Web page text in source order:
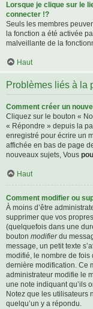
Lorsque je clique sur le
connecter !?
Seuls les membres
la fonction a été activée
malveillante de la
Haut
Problèmes liés à la
Comment créer un
Cliquez sur le bouton «
« Répondre » depuis la
enregistré pour écrire un
affichée en bas de page
nouveaux sujets, Vous
Haut
Comment modifier ou
À moins d’être
supprimer que vos
(quelquefois dans une
bouton modifierdu
message, un petit texte
modifié, le nombre de fois
dernière modification. Ce
administrateur modifie le
une note indiquant qu’ils
Notez que les utilisateurs
quelqu’un y a répondu.